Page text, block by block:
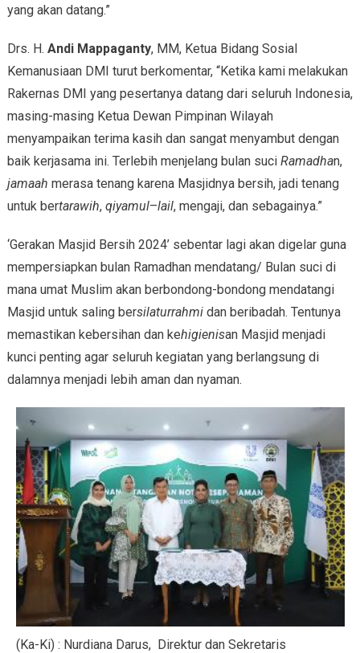
yang akan datang.”
Drs. H. Andi Mappaganty, MM, Ketua Bidang Sosial
Kemanusiaan DMI turut berkomentar, “Ketika kami melakukan
Rakernas DMI yang pesertanya datang dari seluruh Indonesia,
masing-masing Ketua Dewan Pimpinan Wilayah
menyampaikan terima kasih dan sangat menyambut dengan
baik kerjasama ini. Terlebih menjelang bulan suci Ramadhan,
jamaah merasa tenang karena Masjidnya bersih, jadi tenang
untuk bertarawih, qiyamul–lail, mengaji, dan sebagainya.”
‘Gerakan Masjid Bersih 2024’ sebentar lagi akan digelar guna
mempersiapkan bulan Ramadhan mendatang/ Bulan suci di
mana umat Muslim akan berbondong-bondong mendatangi
Masjid untuk saling bersilaturrahmidan beribadah. Tentunya
memastikan kebersihan dan kehigienisan Masjid menjadi
kunci penting agar seluruh kegiatan yang berlangsung di
dalamnya menjadi lebih aman dan nyaman.
(Ka-Ki) : Nurdiana Darus, Direktur dan Sekretaris